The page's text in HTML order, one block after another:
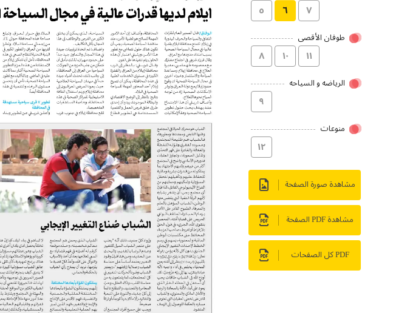
٥ ٦ ۷
طوفان الأقصى
۸ ۱۰ ۱۱
الریاضه و السیاحه
۹
منوعات
۱۲
مشاهدة صورة الصفحة
مشاهدة PDF الصفحة
PDF كل الصفحات